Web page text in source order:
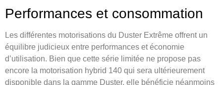
Performances et consommation
Les différentes motorisations du Duster Extrême offrent un
équilibre judicieux entre performances et économie
d’utilisation. Bien que cette série limitée ne propose pas
encore la motorisation hybrid 140 qui sera ultérieurement
disponible dans la gamme Duster, elle bénéficie néanmoins